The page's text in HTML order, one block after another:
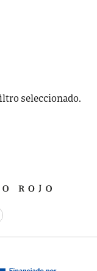
seleccionado.